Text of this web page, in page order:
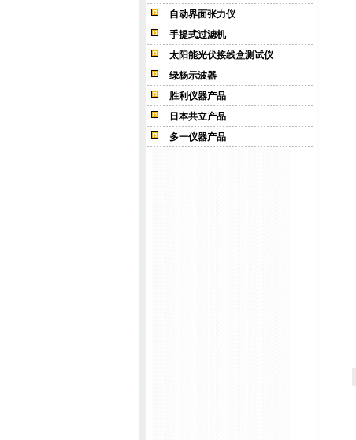
自动界面张力仪
手提式过滤机
太阳能光伏接线盒测试仪
绿杨示波器
胜利仪器产品
日本共立产品
多一仪器产品